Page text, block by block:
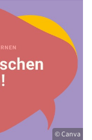
© Canva